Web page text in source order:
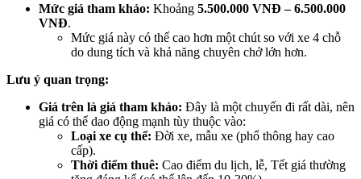
Mức giá tham khảo: Khoảng 5.500.000 VNĐ – 6.500.000
VNĐ.
Mức giá này có thể cao hơn một chút so với xe 4 chỗ
do dung tích và khả năng chuyên chở lớn hơn.
Lưu ý quan trọng:
Giá trên là giá tham khảo: Đây là một chuyến đi rất dài, nên
giá có thể dao động mạnh tùy thuộc vào:
Loại xe cụ thể: Đời xe, mẫu xe (phổ thông hay cao
cấp).
Thời điểm thuê: Cao điểm du lịch, lễ, Tết giá thường